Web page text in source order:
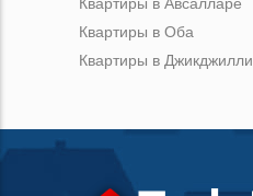
Квартиры в Оба
Квартиры в Джикджилли